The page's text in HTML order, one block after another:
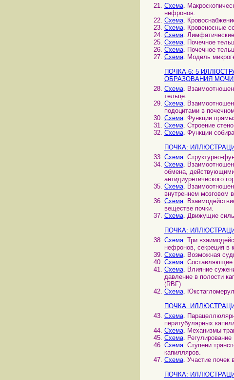
Схема.
нефронов.
Схема.
Схема. Кровеносные
Схема.
Схема. Почечное
Схема. Почечное
Схема. Модель
ПОЧКА-6: 5
ОБРАЗОВАНИЯ
Схема.
тельце.
Схема.
подоцитами в
Схема. Функции
Схема. Строение
Схема. Функции
ПОЧКА:
Схема. Структурно-
Схема.
обмена,
антидиуретического
Схема.
внутреннем мозговом
Схема.
веществе почки.
Схема. Движущие
ПОЧКА:
Схема. Три
нефронов, секреция в
Схема. Возможная
Схема. Составляющие
Схема. Влияние
давление в полости
(RBF).
Схема.
ПОЧКА:
Схема.
перитубулярных
Схема. Механизмы
Схема. Регулирование
Схема. Ступени
капилляров.
Схема. Участие почек
ПОЧКА: